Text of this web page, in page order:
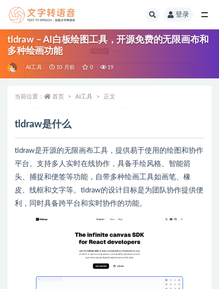
登录
tldraw – AI白板绘图工具，开源免费的无限画布和
多种绘画功能
AI工具 10 月前 0 19
当前位置： 首页 AI工具 正文
tldraw是什么
tldraw是开源的无限画布工具，提供易于使用的绘图和协作
平台。支持多人实时在线协作，具备手绘风格、智能箭
头、捕捉和便签等功能，自带多种绘画工具如画笔、橡
皮、线框和文字等。tldraw的设计目标是为团队协作提供便
利，同时具备跨平台和实时协作的功能。